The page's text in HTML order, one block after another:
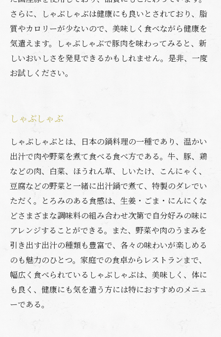
さらに、しゃぶしゃぶは健康にも良いとされており、脂
質やカロリーが少ないので、美味しく食べながら健康を
気遣えます。しゃぶしゃぶで豚肉を味わってみると、新
しいおいしさを発見できるかもしれません。是非、一度
お試しください。
しゃぶしゃぶ
しゃぶしゃぶとは、日本の鍋料理の一種であり、温かい
出汁で肉や野菜を煮て食べる食べ方である。牛、豚、鶏
などの肉、白菜、ほうれん草、しいたけ、こんにゃく、
豆腐などの野菜と一緒に出汁鍋で煮て、特製のダレでい
ただく。とろみのある食感は、生姜・ごま・にんにくな
どさまざまな調味料の組み合わせ次第で自分好みの味に
アレンジすることができる。また、野菜や肉のうまみを
引き出す出汁の種類も豊富で、各々の味わいが楽しめる
のも魅力のひとつ。家庭での食卓からレストランまで、
幅広く食べられているしゃぶしゃぶは、美味しく、体に
も良く、健康にも気を遣う方には特におすすめのメニュ
ーである。